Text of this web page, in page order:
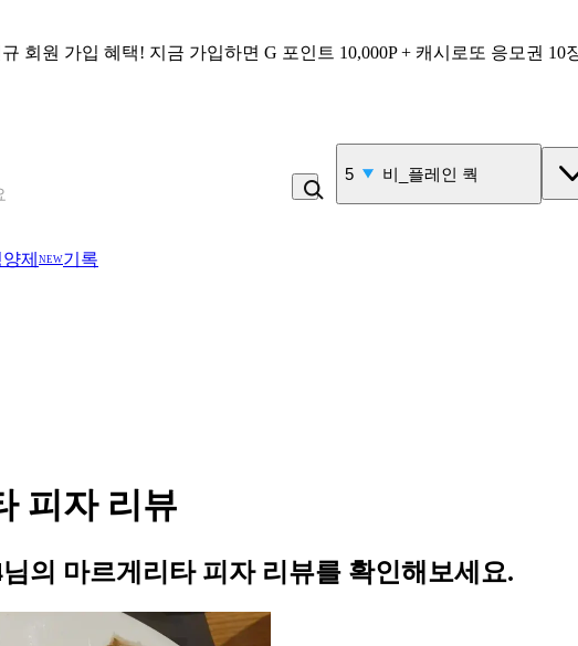
회원 가입 혜택! 지금 가입하면 G 포인트 10,000P + 캐시로또 응모권 10
6 김치
제 NEW기록
피자 리뷰
의 마르게리타 피자 리뷰를 확인해보세요.